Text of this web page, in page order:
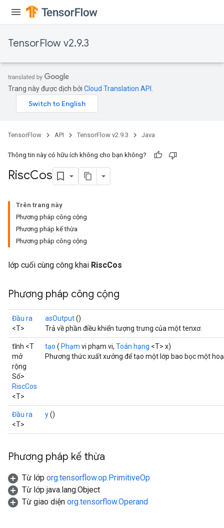
TensorFlow v2.9.3
Trang này được dịch bởi Cloud Translation API
TensorFlow API TensorFlow v2.9.3 Java
Thông tin này có hữu ích không cho bạn không?
RiscCos
Trên trang này
Phương pháp công cộng
Phương pháp kế thừa
Phương pháp công cộng
lớp cuối cùng công khai RiscCos
Phương pháp công cộng
Đầu ra
<T>
asOutput()
Trả về phần điều khiển tượng trưng của một tenxơ.
tĩnh <T
mở
rộng
Số>
RiscCos
<T>
tạo ( Phạm vi phạm vi, Toán hạng <T> x)
Phương thức xuất xưởng để tạo một lớp bao bọc một
Đầu ra
<T>
y()
Phương pháp kế thừa
Từ lớp org.tensorflow.op.PrimitiveOp
Từ lớp java.lang.Object
Từ giao diện org.tensorflow.Operand